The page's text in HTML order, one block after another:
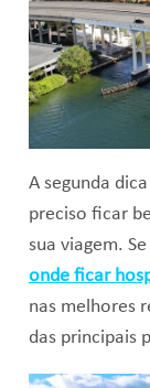
A segunda
preciso ficar
sua viagem.
onde ficar
nas melhores
das principais